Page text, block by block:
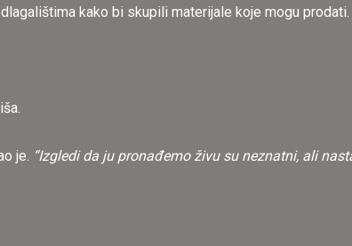
kako bi skupili materijale koje mogu prodati.
je. “Izgledi da ju pronađemo živu su neznatni, ali